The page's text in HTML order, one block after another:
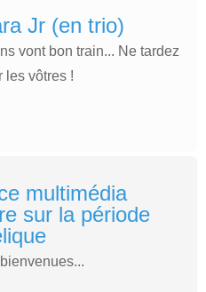
Jr (en trio)
vont bon train... Ne tardez
les vôtres !
multimédia
sur la période